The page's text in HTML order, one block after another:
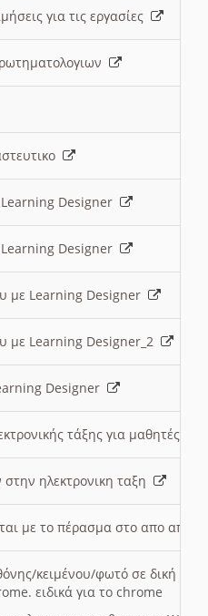
για τις εργασίες
Learning Designer
Designer
με Learning Designer
με Learning Designer_2
Designer
τάξης για μαθητές
ηλεκτρονικη ταξη
με το πέρασμα στο απο
κειμένου/φωτό σε δική
ειδικά για το chrome